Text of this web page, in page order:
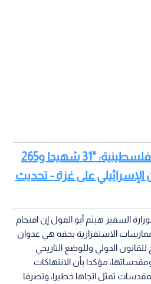
اقرأ أيضا : الصحة الفلسطينية: "31 شهيدا و265
الإسرائيلي على غزة - تحديث
السفير هيثم أبو الفول إن اقتحام
الاستفزازية بحقه هي عدوان
الدولي وللوضع التاريخي
مؤكدا بأن الانتهاكات
تمثل اتجاها خطيرا، وتصرفا